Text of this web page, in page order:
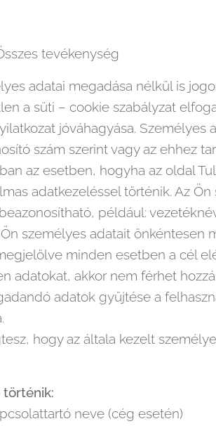
tevékenység
adatai megadása nélkül is
a süti – cookie szabályzat
jóváhagyása. Személyes
szám szerint vagy az ehhez
az esetben, hogyha az oldal
adatkezeléssel történik. Az
például:
személyes adatait önkéntesen
minden esetben a cél
adatokat, akkor nem férhet
adatok gyűjtése a
hogy az általa kezelt
történik:
neve (cég esetén)